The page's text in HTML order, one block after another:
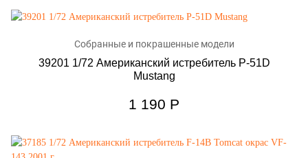
Собранные и покрашенные модели
39201 1/72 Американский истребитель P-51D
Mustang
1 190 Р